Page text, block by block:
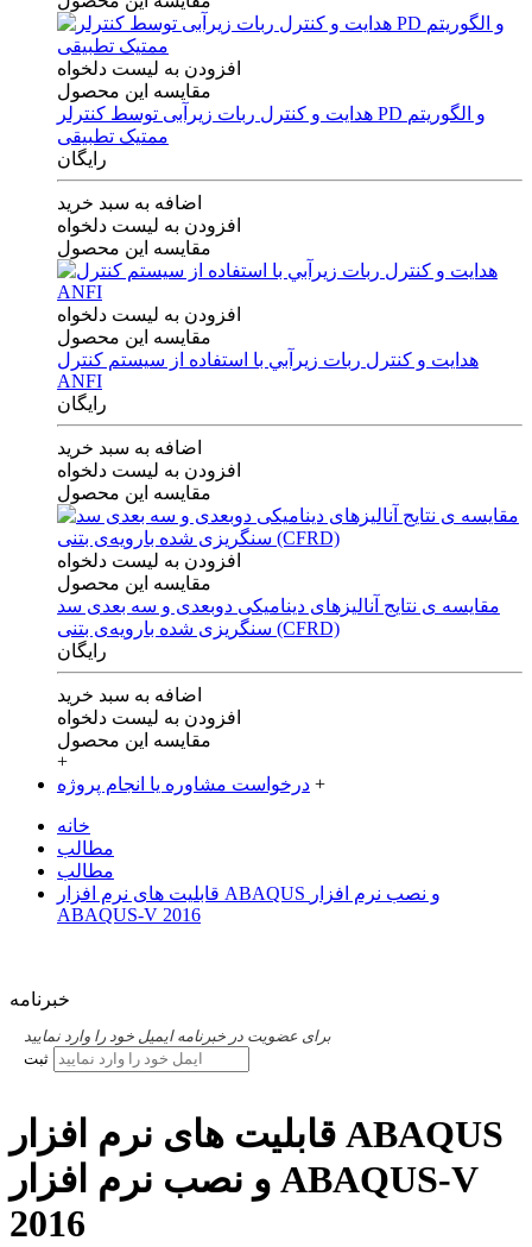
افزودن به لیست دلخواه
مقایسه این محصول
هدایت و کنترل ربات زیرآبی توسط کنترلر PD و الگوریتم
ممتیک تطبیقی
رایگان
اضافه به سبد خرید
افزودن به لیست دلخواه
مقایسه این محصول
افزودن به لیست دلخواه
مقایسه این محصول
هدايت و كنترل ربات زيرآبي با استفاده از سيستم كنترل
ANFI
رایگان
اضافه به سبد خرید
افزودن به لیست دلخواه
مقایسه این محصول
افزودن به لیست دلخواه
مقایسه این محصول
مقایسه ی‌ نتایج آنالیزهای‌ دینامیکی‌ دوبعدی‌ و‌ سه بعدی‌ سد
سنگریزی‌ شده با‌رویه‌ی‌ بتنی‌ (CFRD)
رایگان
اضافه به سبد خرید
افزودن به لیست دلخواه
مقایسه این محصول
+
درخواست مشاوره یا انجام پروژه +
خانه
مطالب
مطالب
قابلیت های نرم افزار ABAQUS و نصب نرم افزار
ABAQUS-V 2016
خبرنامه
برای عضویت در خبرنامه ایمیل خود را وارد نمایید
ثبت
قابلیت های نرم افزار ABAQUS
و نصب نرم افزار ABAQUS-V
2016